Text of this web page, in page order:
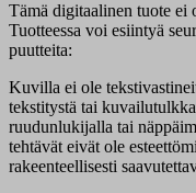
Tämä digitaalinen tuote ei
Tuotteessa voi esiintyä
puutteita:
Kuvilla ei ole
tekstitystä tai
ruudunlukijalla tai
tehtävät eivät ole
rakeenteellisesti